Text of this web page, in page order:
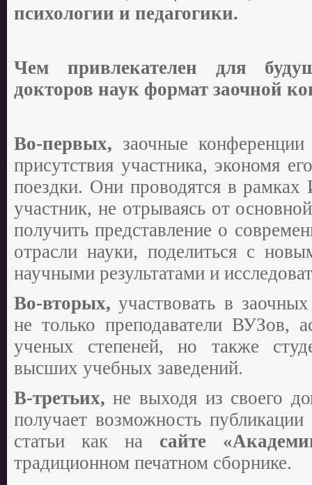
психологии и педагогики.
Чем привлекателен для
докторов наук формат заочной
Во-первых, заочные
присутствия участника, экономя
поездки. Они проводятся в
участник, не отрываясь от
получить представление о
отрасли науки, поделиться с
научными результатами и
Во-вторых, участвовать в
не только преподаватели ВУЗов,
ученых степеней, но также
высших учебных заведений.
В-третьих, не выходя из своего
получает возможность публикации
статьи как на сайте
традиционном печатном сборнике.